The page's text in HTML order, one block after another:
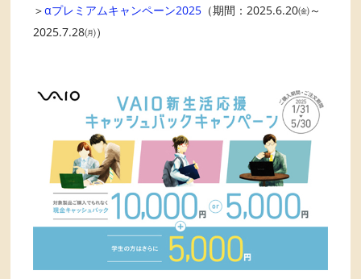
＞αプレミアムキャンペーン2025 （期間：2025.6.20㈮～
2025.7.28㈪）